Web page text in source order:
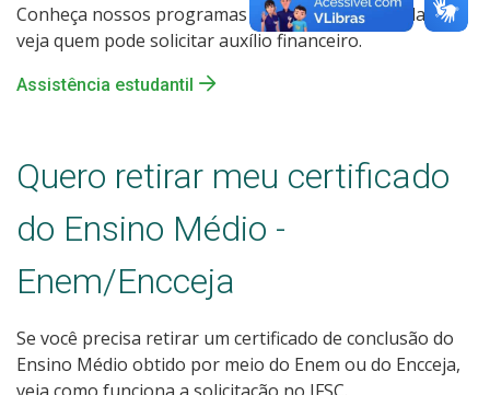
Conheça nossos programas de assistência estudantil e
veja quem pode solicitar auxílio financeiro.
Assistência estudantil
Quero retirar meu certificado
do Ensino Médio -
Enem/Encceja
Se você precisa retirar um certificado de conclusão do
Ensino Médio obtido por meio do Enem ou do Encceja,